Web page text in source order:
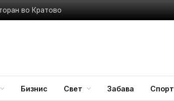
во Кратово
Бизнис Свет Забава Спорт